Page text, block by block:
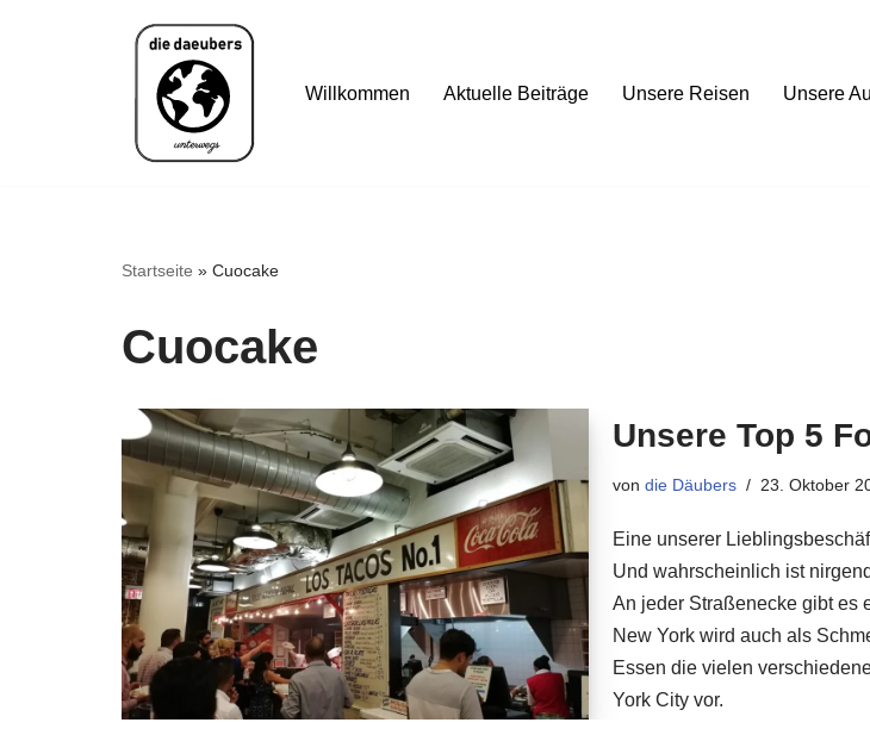
Willkommen Aktuelle Beiträge Unsere Reisen Unsere
Startseite » Cuocake
Cuocake
Unsere Top 5
von die Däubers 23. Oktober
Eine unserer
Und wahrscheinlich ist
An jeder Straßenecke gibt es
New York wird auch als
Essen die vielen
York City vor.